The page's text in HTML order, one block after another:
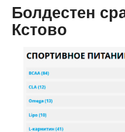
Болдестен сравнить цены
Кстово